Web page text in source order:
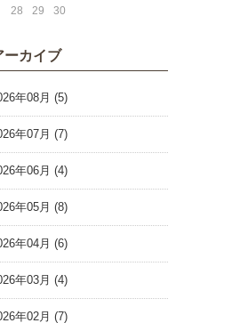
28
29 30
ーカイブ
年08月 (5)
年07月 (7)
年06月 (4)
年05月 (8)
年04月 (6)
年03月 (4)
年02月 (7)